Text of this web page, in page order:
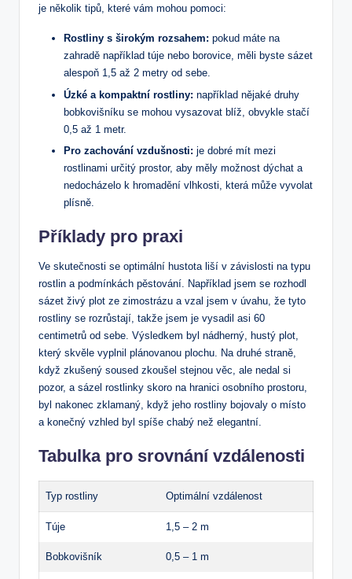
je několik tipů, které vám mohou pomoci:
Rostliny s širokým rozsahem: pokud máte na
zahradě například túje nebo borovice, měli byste sázet
alespoň 1,5 až 2 metry od sebe.
Úzké a kompaktní rostliny: například nějaké druhy
bobkovišníku se mohou vysazovat blíž, obvykle stačí
0,5 až 1 metr.
Pro zachování vzdušnosti: je dobré mít mezi
rostlinami určitý prostor, aby měly možnost dýchat a
nedocházelo k hromadění vlhkosti, která může vyvolat
plísně.
Příklady pro praxi
Ve skutečnosti se optimální hustota liší v závislosti na typu
rostlin a podmínkách pěstování. Například jsem se rozhodl
sázet živý plot ze zimostrázu a vzal jsem v úvahu, že tyto
rostliny se rozrůstají, takže jsem je vysadil asi 60
centimetrů od sebe. Výsledkem byl nádherný, hustý plot,
který skvěle vyplnil plánovanou plochu. Na druhé straně,
když zkušený soused zkoušel stejnou věc, ale nedal si
pozor, a sázel rostlinky skoro na hranici osobního prostoru,
byl nakonec zklamaný, když jeho rostliny bojovaly o místo
a konečný vzhled byl spíše chabý než elegantní.
Tabulka pro srovnání vzdálenosti
Typ rostliny Optimální vzdálenost
Túje 1,5 – 2 m
Bobkovišník 0,5 – 1 m